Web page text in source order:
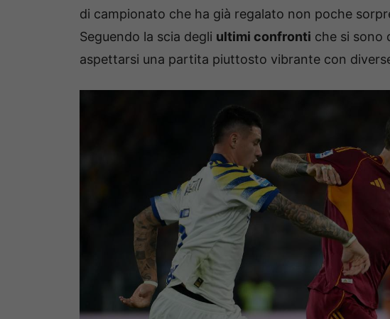
di campionato che ha già regalato non poche
Seguendo la scia degli ultimi confronti che si sono
aspettarsi una partita piuttosto vibrante con